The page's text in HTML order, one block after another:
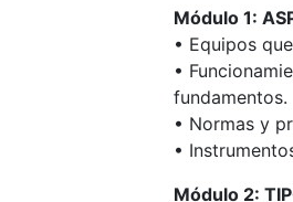
Módulo 1:
• Equipos
•
fundamentos.
• Normas y
•
Módulo 2: